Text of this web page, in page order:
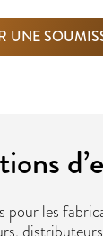
UNE
pour les